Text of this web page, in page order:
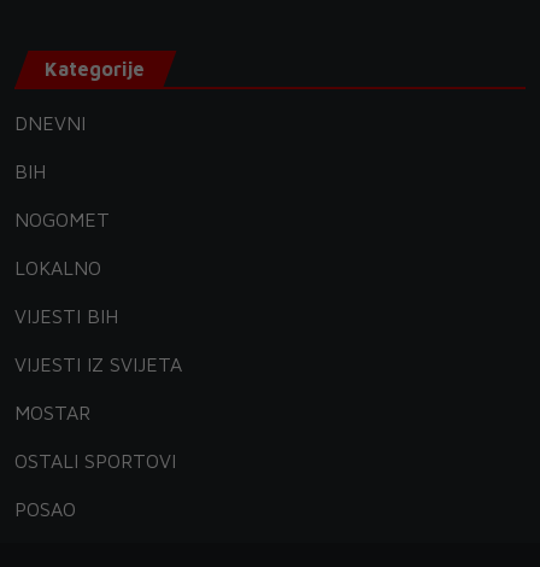
Kategorije
DNEVNI
BIH
NOGOMET
LOKALNO
VIJESTI BIH
VIJESTI IZ SVIJETA
MOSTAR
OSTALI SPORTOVI
POSAO